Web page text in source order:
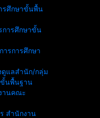
รศึกษาขั้นพื้น
การศึกษาขั้น
รการศึกษา
ดูแลสำนัก/กลุ่ม
นพื้นฐาน
านคณะ
สำนักงาน